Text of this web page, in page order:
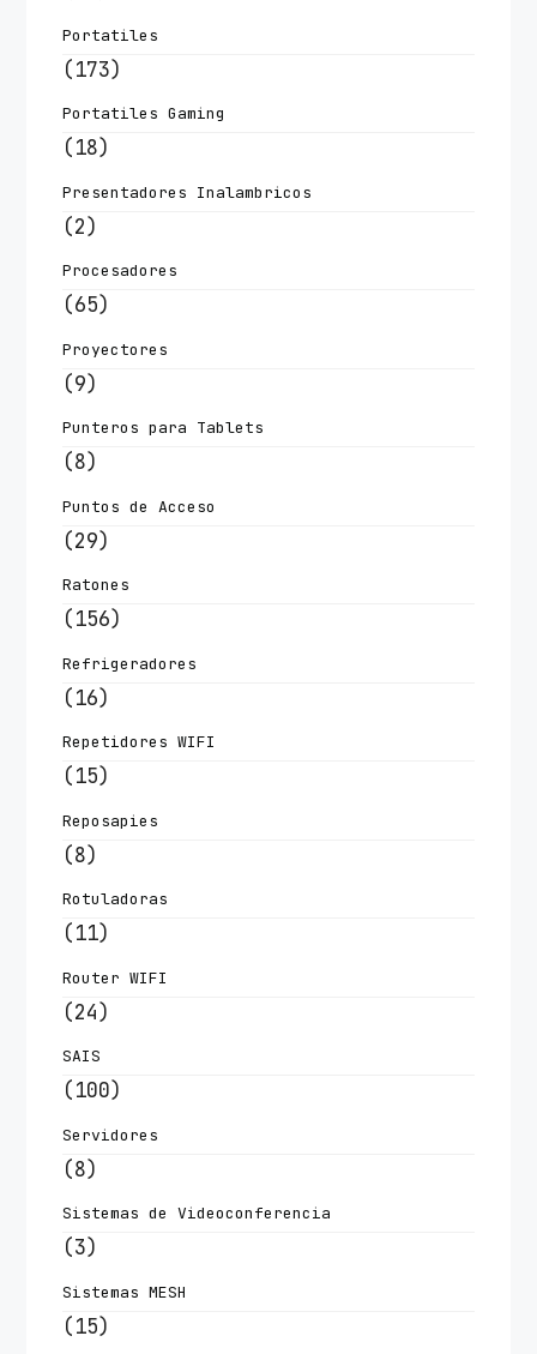
Portatiles
(173)
Portatiles Gaming
(18)
Presentadores Inalambricos
(2)
Procesadores
(65)
Proyectores
(9)
Punteros para Tablets
(8)
Puntos de Acceso
(29)
Ratones
(156)
Refrigeradores
(16)
Repetidores WIFI
(15)
Reposapies
(8)
Rotuladoras
(11)
Router WIFI
(24)
SAIS
(100)
Servidores
(8)
Sistemas de Videoconferencia
(3)
Sistemas MESH
(15)